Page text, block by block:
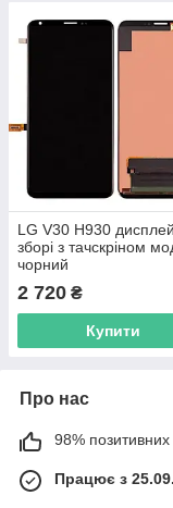
LG V30 H930
зборі з тачскріном
чорний
2 720 ₴
Купити
Про нас
98% позитивних
Працює з